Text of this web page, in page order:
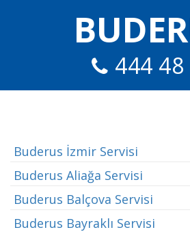
444 48
Buderus İzmir Servisi
Buderus Aliağa Servisi
Buderus Balçova Servisi
Buderus Bayraklı Servisi